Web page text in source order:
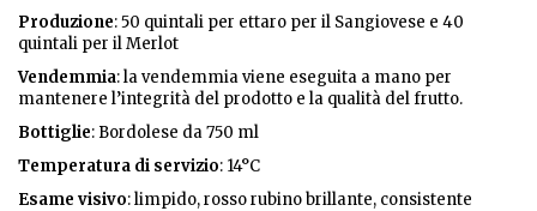
Produzione: 50 quintali per ettaro per il Sangiovese e 40
quintali per il Merlot
Vendemmia: la vendemmia viene eseguita a mano per
mantenere l’integrità del prodotto e la qualità del frutto.
Bottiglie: Bordolese da 750 ml
Temperatura di servizio: 14°C
Esame visivo: limpido, rosso rubino brillante, consistente